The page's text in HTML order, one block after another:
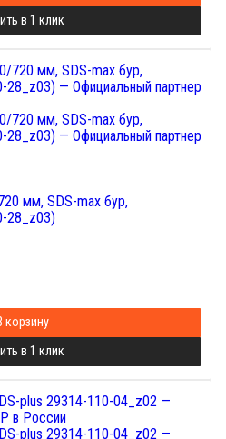
в 1 клик
мм, SDS-max бур,
28_z03)
корзину
в 1 клик